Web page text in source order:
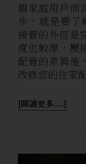
個家庭用戶而
步，就是要了
接管的外徑是
度也較厚，壓
配管的差異後
改修您的住家
[閱讀更多....]